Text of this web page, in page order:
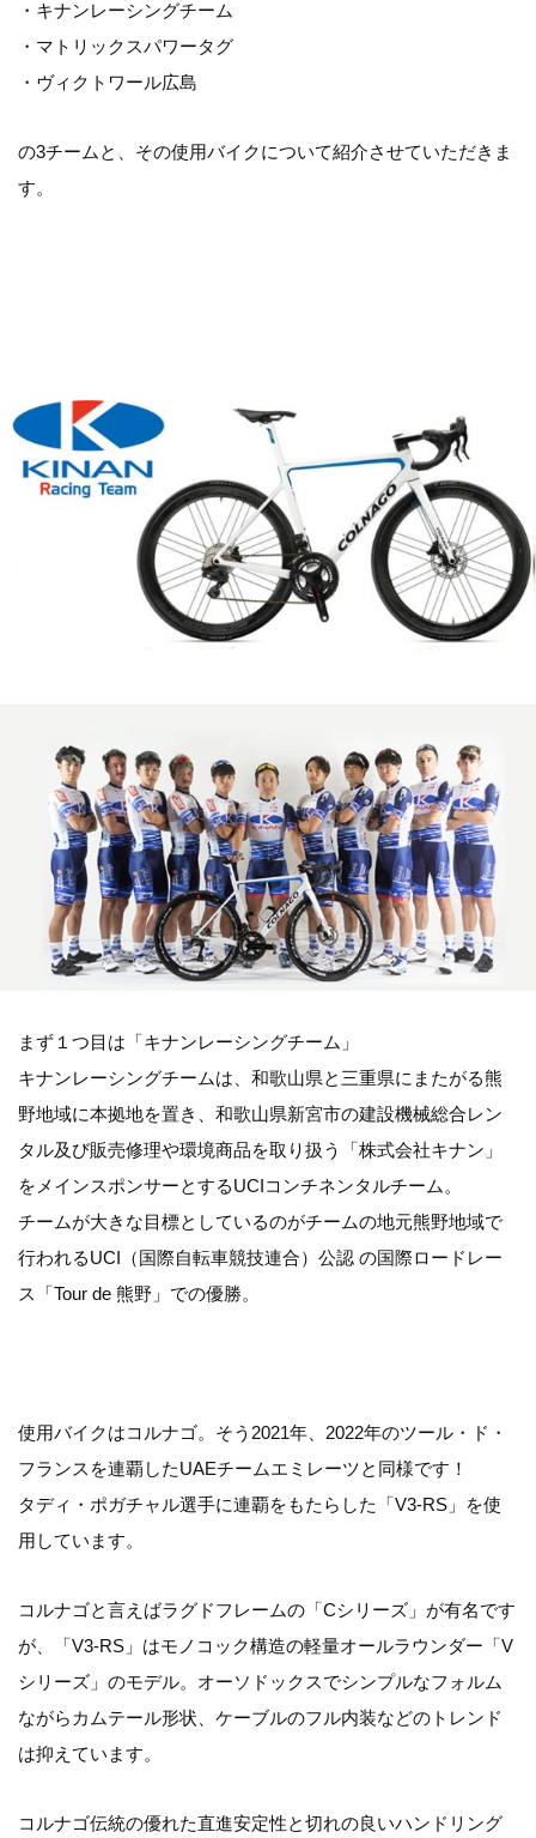
・キナンレーシングチーム
・マトリックスパワータグ
・ヴィクトワール広島
の3チームと、その使用バイクについて紹介させていただきま
す。
まず１つ目は「キナンレーシングチーム」
キナンレーシングチームは、和歌山県と三重県にまたがる熊
野地域に本拠地を置き、和歌山県新宮市の建設機械総合レン
タル及び販売修理や環境商品を取り扱う「株式会社キナン」
をメインスポンサーとするUCIコンチネンタルチーム。
チームが大きな目標としているのがチームの地元熊野地域で
行われるUCI（国際自転車競技連合）公認 の国際ロードレー
ス「Tour de 熊野」での優勝。
使用バイクはコルナゴ。そう2021年、2022年のツール・ド・
フランスを連覇したUAEチームエミレーツと同様です！
タディ・ポガチャル選手に連覇をもたらした「V3-RS」を使
用しています。
コルナゴと言えばラグドフレームの「Cシリーズ」が有名です
が、「V3-RS」はモノコック構造の軽量オールラウンダー「V
シリーズ」のモデル。オーソドックスでシンプルなフォルム
ながらカムテール形状、ケーブルのフル内装などのトレンド
は抑えています。
コルナゴ伝統の優れた直進安定性と切れの良いハンドリング